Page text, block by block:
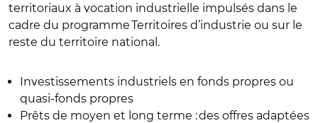
territoriaux à vocation industrielle impulsés dans le
cadre du programme Territoires d’industrie ou sur le
reste du territoire national.
Investissements industriels en fonds propres ou
quasi-fonds propres
Prêts de moyen et long terme : des offres adaptées